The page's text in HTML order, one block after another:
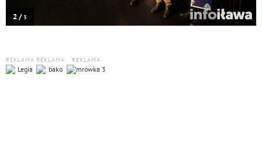
2 /3
REKLAMA REKLAMA REKLAMA